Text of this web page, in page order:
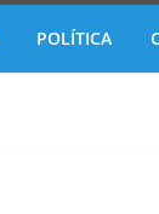
POLÍTICA